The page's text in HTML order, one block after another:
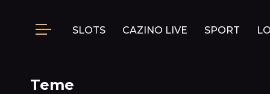
SLOTS CAZINO LIVE SPORT
Teme